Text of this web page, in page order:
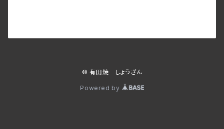
© 有田焼 しょうざん
Powered by